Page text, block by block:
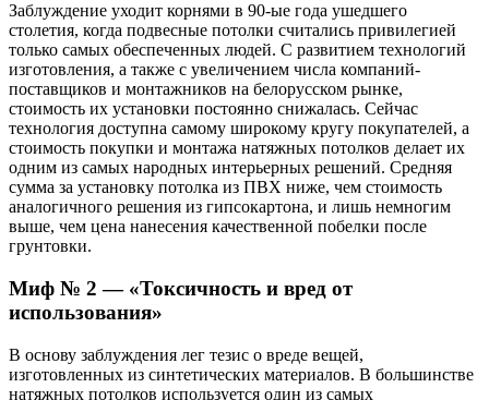
Заблуждение уходит корнями в 90-ые года ушедшего
столетия, когда подвесные потолки считались привилегией
только самых обеспеченных людей. С развитием технологий
изготовления, а также с увеличением числа компаний-
поставщиков и монтажников на белорусском рынке,
стоимость их установки постоянно снижалась. Сейчас
технология доступна самому широкому кругу покупателей, а
стоимость покупки и монтажа натяжных потолков делает их
одним из самых народных интерьерных решений. Средняя
сумма за установку потолка из ПВХ ниже, чем стоимость
аналогичного решения из гипсокартона, и лишь немногим
выше, чем цена нанесения качественной побелки после
грунтовки.
Миф № 2 — «Токсичность и вред от
использования»
В основу заблуждения лег тезис о вреде вещей,
изготовленных из синтетических материалов. В большинстве
натяжных потолков используется один из самых